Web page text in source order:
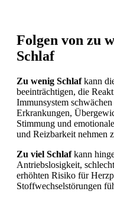
Folgen von zu
Schlaf
Zu wenig Schlafkann
beeinträchtigen, die
Immunsystem
Erkrankungen,
Stimmung und
und Reizbarkeit nehmen
Zu viel Schlafkann
Antriebslosigkeit,
erhöhten Risiko für
Stoffwechselstörungen